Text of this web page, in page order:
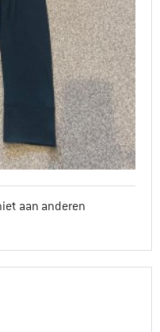
aan anderen